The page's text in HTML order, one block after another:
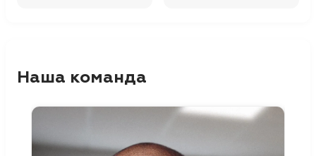
Наша команда